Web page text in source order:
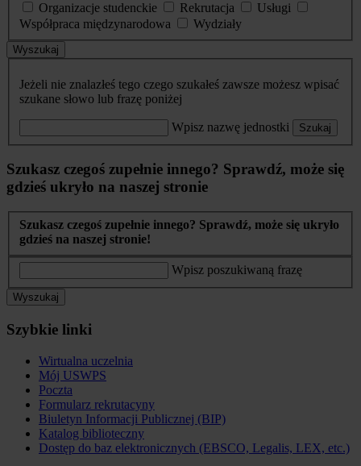
Organizacje studenckie
Rekrutacja
Usługi
Współpraca międzynarodowa
Wydziały
Wyszukaj
Jeżeli nie znalazłeś tego czego szukałeś zawsze możesz wpisać
szukane słowo lub frazę poniżej
Wpisz nazwę jednostki Szukaj
Szukasz czegoś zupełnie innego? Sprawdź, może się
gdzieś ukryło na naszej stronie
Szukasz czegoś zupełnie innego? Sprawdź, może się ukryło
gdzieś na naszej stronie!
Wpisz poszukiwaną frazę
Wyszukaj
Szybkie linki
Wirtualna uczelnia
Mój USWPS
Poczta
Formularz rekrutacyny
Biuletyn Informacji Publicznej (BIP)
Katalog biblioteczny
Dostęp do baz elektronicznych (EBSCO, Legalis, LEX, etc.)